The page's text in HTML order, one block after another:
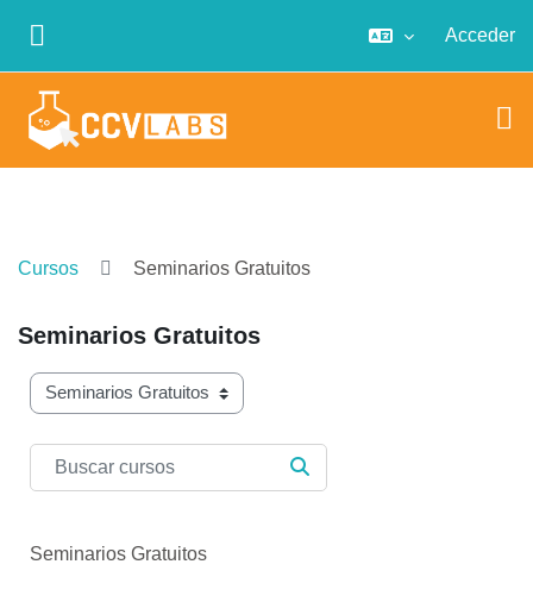
Acceder
Cursos Seminarios Gratuitos
Seminarios Gratuitos
Categorías de curso
Buscar cursos
BUSCAR CURSOS
Seminarios Gratuitos